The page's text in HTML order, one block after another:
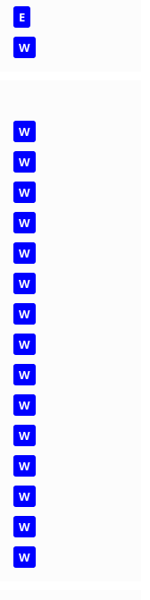
E
W
W
W
W
W
W
W
W
W
W
W
W
W
W
W
W